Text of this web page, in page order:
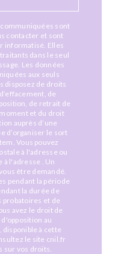
sont
contacter et sont
informatisé. Elles
dans le seul
Les données
aux seuls
disposez de droits
de
de retrait de
et du droit
auprès d’une
d’organiser le sort
Vous pouvez
à l'adresse ou
l'adresse . Un
être demandé.
pendant la période
la durée de
probatoires et de
avez le droit de
au
à cette
le site cnil.fr
sur vos droits.